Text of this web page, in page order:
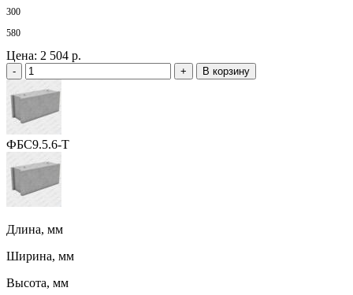
300
580
Цена: 2 504 р.
- + В корзину
ФБС9.5.6-Т
Длина, мм
Ширина, мм
Высота, мм